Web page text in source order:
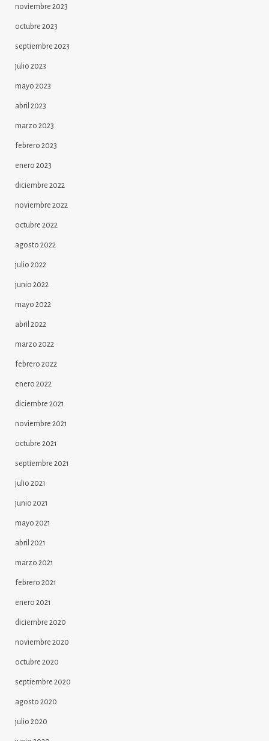
noviembre 2023
octubre 2023
septiembre 2023
julio 2023
mayo 2023
abril 2023
marzo 2023
febrero 2023
enero 2023
diciembre 2022
noviembre 2022
octubre 2022
agosto 2022
julio 2022
junio 2022
mayo 2022
abril 2022
marzo 2022
febrero 2022
enero 2022
diciembre 2021
noviembre 2021
octubre 2021
septiembre 2021
julio 2021
junio 2021
mayo 2021
abril 2021
marzo 2021
febrero 2021
enero 2021
diciembre 2020
noviembre 2020
octubre 2020
septiembre 2020
agosto 2020
julio 2020